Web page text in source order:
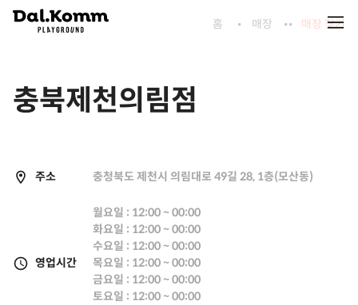
홈 매장 매장 찾기
충북제천의림점
주소 충청북도 제천시 의림대로 49길 28, 1층(모산동)
영업시간
월요일 : 12:00 ~ 00:00
화요일 : 12:00 ~ 00:00
수요일 : 12:00 ~ 00:00
목요일 : 12:00 ~ 00:00
금요일 : 12:00 ~ 00:00
토요일 : 12:00 ~ 00:00